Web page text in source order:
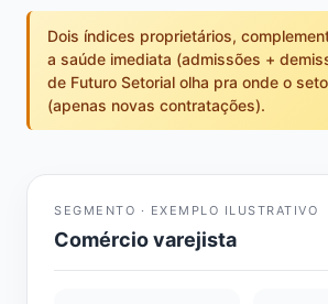
Dois índices proprietários,
a saúde imediata (admissões +
de Futuro Setorial olha pra onde o
(apenas novas contratações).
SEGMENTO · EXEMPLO ILUSTRATIVO
Comércio varejista